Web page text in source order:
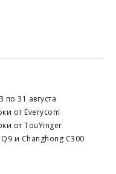
31 августа
от Everycom
от TouYinger
и Changhong C300